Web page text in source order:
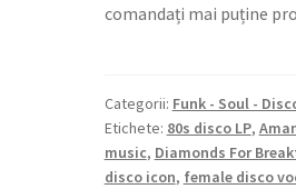
comandați mai puține
Categorii: Funk - Soul -
Etichete: 80s disco LP,
music, Diamonds For
disco icon, female disco